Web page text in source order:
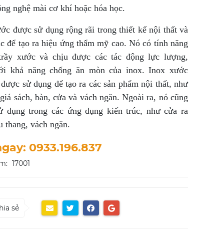
nghệ mài cơ khí hoặc hóa học.
được sử dụng rộng rãi trong thiết kế nội thất và
để tạo ra hiệu ứng thẩm mỹ cao. Nó có tính năng
xước và chịu được các tác động lực lượng,
khả năng chống ăn mòn của inox. Inox xước
sử dụng để tạo ra các sản phẩm nội thất, như
sách, bàn, cửa và vách ngăn. Ngoài ra, nó cũng
dụng trong các ứng dụng kiến trúc, như cửa ra
thang, vách ngăn.
0933.196.837
17001
sẻ